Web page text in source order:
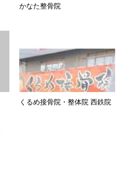
かなた整骨院
くるめ接骨院・整体院 西鉄院